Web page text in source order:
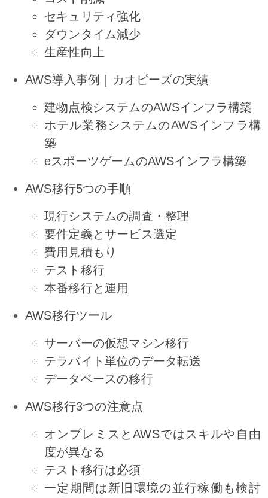
セキュリティ強化
ダウンタイム減少
生産性向上
AWS導入事例｜カオピーズの実績
建物点検システムのAWSインフラ構築
ホテル業務システムのAWSインフラ構
築
eスポーツゲームのAWSインフラ構築
AWS移行5つの手順
現行システムの調査・整理
要件定義とサービス選定
費用見積もり
テスト移行
本番移行と運用
AWS移行ツール
サーバーの仮想マシン移行
テラバイト単位のデータ転送
データベースの移行
AWS移行3つの注意点
オンプレミスとAWSではスキルや自由
度が異なる
テスト移行は必須
一定期間は新旧環境の並行稼働も検討